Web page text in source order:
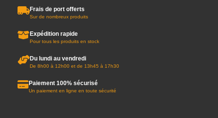
Frais de port offerts
Sur de nombreux produits
Expédition rapide
Pour tous les produits en stock
Du lundi au vendredi
De 8h00 à 12h00 et de 13h45 à 17h30
Paiement 100% sécurisé
Un paiement en ligne en toute sécurité